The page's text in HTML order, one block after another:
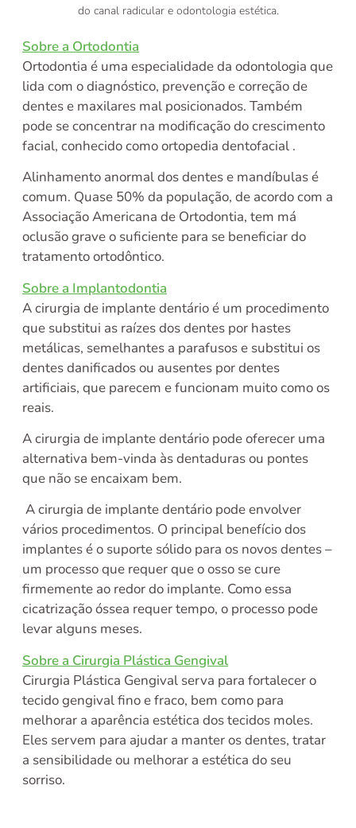
do canal radicular e odontologia estética.
Sobre a Ortodontia
Ortodontia é uma especialidade da odontologia que
lida com o diagnóstico, prevenção e correção de
dentes e maxilares mal posicionados. Também
pode se concentrar na modificação do crescimento
facial, conhecido como ortopedia dentofacial .
Alinhamento anormal dos dentes e mandíbulas é
comum. Quase 50% da população, de acordo com a
Associação Americana de Ortodontia, tem má
oclusão grave o suficiente para se beneficiar do
tratamento ortodôntico.
Sobre a Implantodontia
A cirurgia de implante dentário é um procedimento
que substitui as raízes dos dentes por hastes
metálicas, semelhantes a parafusos e substitui os
dentes danificados ou ausentes por dentes
artificiais, que parecem e funcionam muito como os
reais.
A cirurgia de implante dentário pode oferecer uma
alternativa bem-vinda às dentaduras ou pontes
que não se encaixam bem.
A cirurgia de implante dentário pode envolver
vários procedimentos. O principal benefício dos
implantes é o suporte sólido para os novos dentes –
um processo que requer que o osso se cure
firmemente ao redor do implante. Como essa
cicatrização óssea requer tempo, o processo pode
levar alguns meses.
Sobre a Cirurgia Plástica Gengival
Cirurgia Plástica Gengival serva para fortalecer o
tecido gengival fino e fraco, bem como para
melhorar a aparência estética dos tecidos moles.
Eles servem para ajudar a manter os dentes, tratar
a sensibilidade ou melhorar a estética do seu
sorriso.